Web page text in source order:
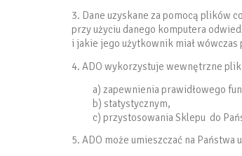
3. Dane uzyskane za pomocą plików
przy użyciu danego komputera
i jakie jego użytkownik miał
4. ADO wykorzystuje wewnętrzne
a) zapewnienia prawidłowego
b) statystycznym,
c) przystosowania Sklepu do
5. ADO może umieszczać na